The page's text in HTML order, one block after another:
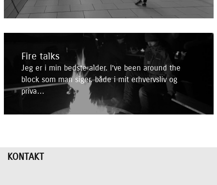
Fire talks
Jeg er i min bedste alder. I’ve been around the
block som man siger. både i mit erhvervsliv og
priva…
KONTAKT